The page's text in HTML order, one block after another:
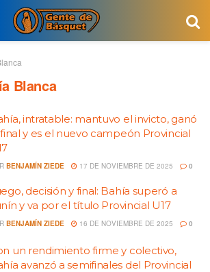
Blanca
intratable: mantuvo el invicto, ganó
y es el nuevo campeón Provincial
BENJAMÍN ZIEDE 17 DE NOVIEMBRE DE 2025 0
decisión y final: Bahía superó a
y va por el título Provincial U17
BENJAMÍN ZIEDE 16 DE NOVIEMBRE DE 2025 0
un rendimiento firme y colectivo,
avanzó a semifinales del Provincial